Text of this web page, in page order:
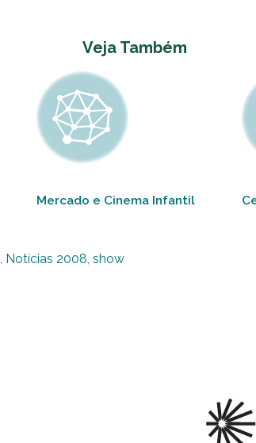
Veja Também
Mercado e Cinema Infantil
, Notícias 2008, show